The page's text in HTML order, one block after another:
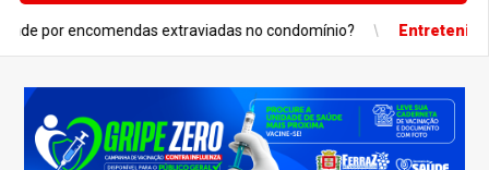
extraviadas no condomínio? Entretenimento Projeto